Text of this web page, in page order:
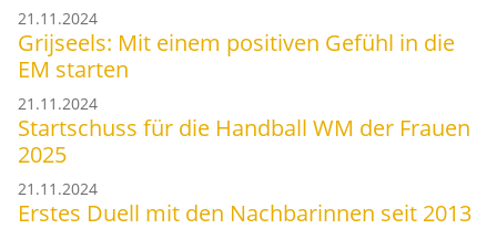
21.11.2024
Grijseels: Mit einem positiven Gefühl in die
EM starten
21.11.2024
Startschuss für die Handball WM der Frauen
2025
21.11.2024
Erstes Duell mit den Nachbarinnen seit 2013